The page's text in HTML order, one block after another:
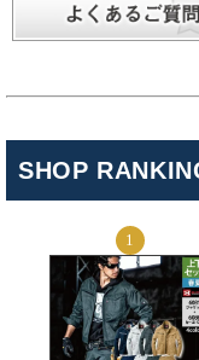
SHOP
キンショ
こんにちは！